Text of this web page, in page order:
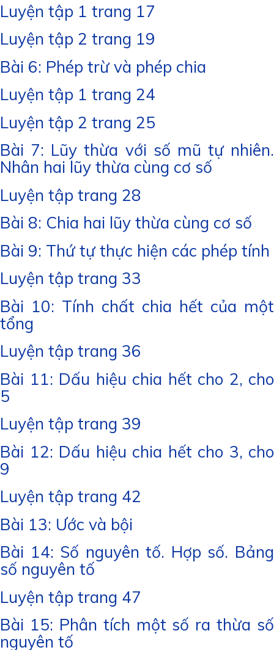
Luyện tập 1 trang 17
Luyện tập 2 trang 19
Bài 6: Phép trừ và phép chia
Luyện tập 1 trang 24
Luyện tập 2 trang 25
Bài 7: Lũy thừa với số mũ tự nhiên.
Nhân hai lũy thừa cùng cơ số
Luyện tập trang 28
Bài 8: Chia hai lũy thừa cùng cơ số
Bài 9: Thứ tự thực hiện các phép tính
Luyện tập trang 33
Bài 10: Tính chất chia hết của một
tổng
Luyện tập trang 36
Bài 11: Dấu hiệu chia hết cho 2, cho
5
Luyện tập trang 39
Bài 12: Dấu hiệu chia hết cho 3, cho
9
Luyện tập trang 42
Bài 13: Ước và bội
Bài 14: Số nguyên tố. Hợp số. Bảng
số nguyên tố
Luyện tập trang 47
Bài 15: Phân tích một số ra thừa số
nguyên tố